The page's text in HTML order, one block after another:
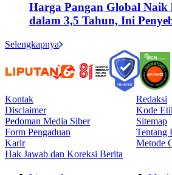
Harga Pangan Global Naik
dalam 3,5 Tahun, Ini
Selengkapnya
Kontak
Redaksi
Disclaimer
Kode
Pedoman Media Siber
Sitemap
Form Pengaduan
Tentang
Karir
Metode
Hak Jawab dan Koreksi Berita